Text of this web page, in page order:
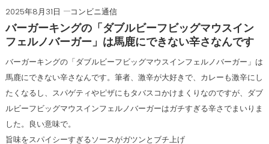
2025年8月31日
コンビニ通信
バーガーキングの「ダブルビーフビッグマウスイン
フェルノバーガー」は馬鹿にできない辛さなんです
バーガーキングの「ダブルビーフビッグマウスインフェルノバーガー」は
馬鹿にできない辛さなんです。筆者、激辛が大好きで、カレーも激辛にし
たくなるし、スパゲティやピザにもタバスコかけまくりなのですが、ダブ
ルビーフビッグマウスインフェルノバーガーはガチすぎる辛さでまいりま
した。良い意味で。
旨味をスパイシーすぎるソースがガツンとブチ上げ